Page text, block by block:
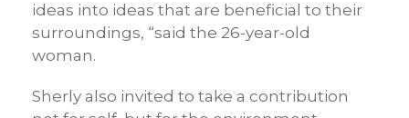
ideas into ideas that are beneficial to their
surroundings, “said the 26-year-old
woman.
Sherly also invited to take a contribution